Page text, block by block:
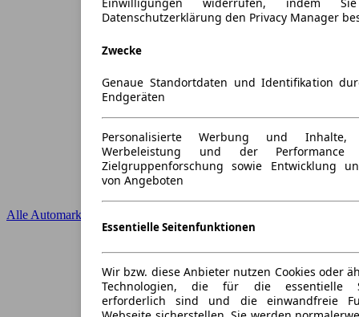
Alle Automarken
Einwilligungen widerrufen, indem
Datenschutzerklärung den Privacy Manager
Zwecke
Genaue Standortdaten und Identifikation
Endgeräten
Personalisierte Werbung und Inhalte,
Werbeleistung und der
Zielgruppenforschung sowie Entwicklung
von Angeboten
Essentielle Seitenfunktionen
Wir bzw. diese Anbieter nutzen Cookies oder
Technologien, die für die essentielle
erforderlich sind und die einwandfreie